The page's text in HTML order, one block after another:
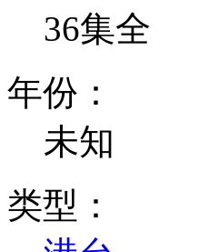
36集全
年份：
未知
类型：